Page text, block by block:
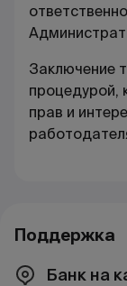
Заключение
процедурой,
прав и
Поддержка
Банк на